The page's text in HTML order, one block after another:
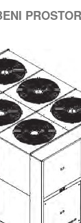
PROSTOR